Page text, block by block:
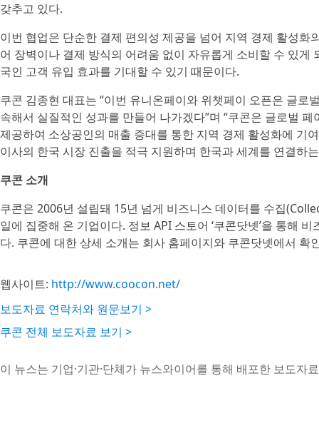
갖추고 있다.
이번 협업은 단순한 결제 편의성 제공을 넘어 지역 경제 활성
어 장벽이나 결제 방식의 어려움 없이 자유롭게 소비할 수 있
국인 고객 유입 효과를 기대할 수 있기 때문이다.
쿠콘 김종현 대표는 “이번 유니온페이와 위챗페이 오픈은 글로
속해서 실질적인 성과를 만들어 나가겠다”며 “쿠콘은 글로벌
제공하여 소상공인의 매출 증대를 통한 지역 경제 활성화에 기
이사의 한국 시장 진출을 적극 지원하며 한국과 세계를 연결하
쿠콘 소개
쿠콘은 2006년 설립돼 15년 넘게 비즈니스 데이터를 수집
일에 집중해 온 기업이다. 정보 API 스토어 ‘쿠콘닷넷’을 통해
다. 쿠콘에 대한 상세 소개는 회사 홈페이지와 쿠콘닷넷에서 확
웹사이트: http://www.coocon.net/
보도자료 연락처와 원문보기 >
쿠콘 전체 보도자료 보기 >
이 뉴스는 기업·기관·단체가 뉴스와이어를 통해 배포한 보도자